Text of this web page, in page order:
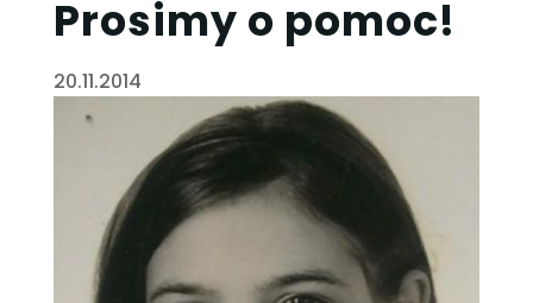
Prosimy o pomoc!
20.11.2014